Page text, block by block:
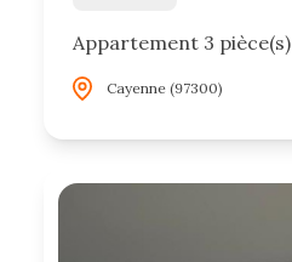
Appartement 3 pièce(s)
Cayenne (97300)